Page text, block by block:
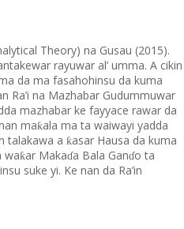
Theory) na Gusau (2015).
rayuwar al’ umma. A cikin
da ma fasahohinsu da kuma
Ra’i na Mazhabar Gudummuwar
mazhabar ke fayyace rawar da
maƙala ma ta waiwayi yadda
talakawa a ƙasar Hausa da kuma
waƙar Makaɗa Bala Ganɗo ta
suke yi. Ke nan da Ra’in